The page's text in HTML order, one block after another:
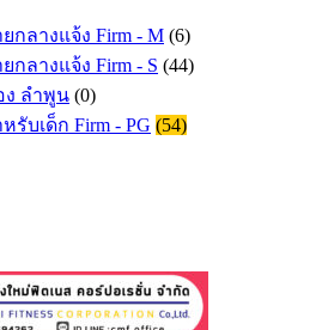
กลางแจ้ง Firm - M (6)
กลางแจ้ง Firm - S (44)
ง ลำพูน (0)
รับเด็ก Firm - PG (54)